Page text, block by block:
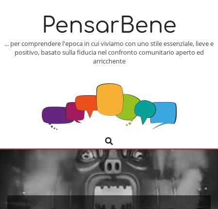
PensarBene
... per comprendere l'epoca in cui viviamo con uno stile essenziale, lieve e
positivo, basato sulla fiducia nel confronto comunitario aperto ed
arricchente
Navigation
Search